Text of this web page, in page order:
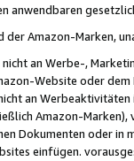
anwendbaren
Amazon-Marken,
nicht an Werbe-,
Website oder
an
Amazon-
Dokumenten oder in
einfügen.